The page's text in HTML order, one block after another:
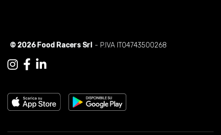
© 2026 Food Racers Srl - P.IVA IT04743500268